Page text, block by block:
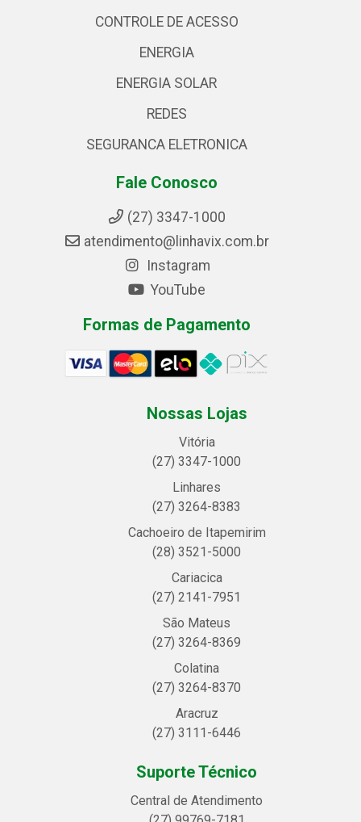
CONTROLE DE ACESSO
ENERGIA
ENERGIA SOLAR
REDES
SEGURANCA ELETRONICA
Fale Conosco
(27) 3347-1000
atendimento@linhavix.com.br
Instagram
YouTube
Formas de Pagamento
Nossas Lojas
Vitória
(27) 3347-1000
Linhares
(27) 3264-8383
Cachoeiro de Itapemirim
(28) 3521-5000
Cariacica
(27) 2141-7951
São Mateus
(27) 3264-8369
Colatina
(27) 3264-8370
Aracruz
(27) 3111-6446
Suporte Técnico
Central de Atendimento